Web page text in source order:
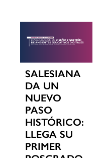
SALESIANA
DA UN
NUEVO
PASO
HISTÓRICO:
LLEGA SU
PRIMER